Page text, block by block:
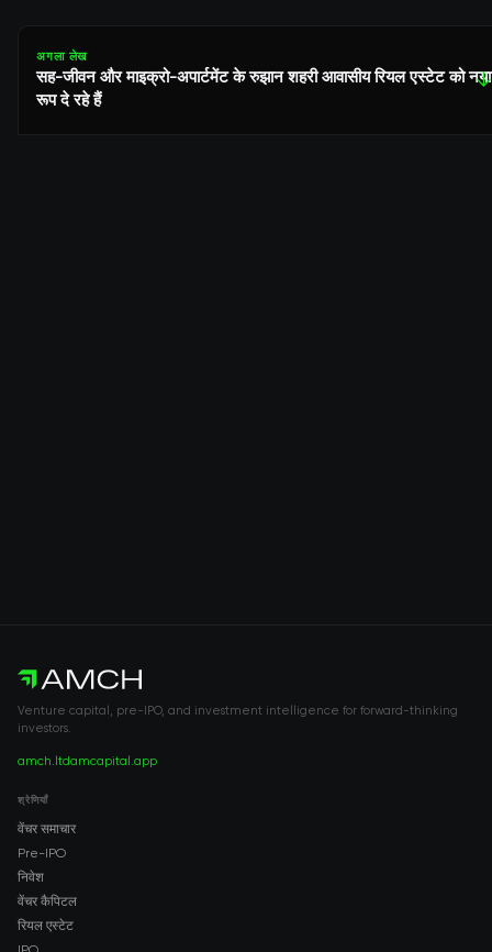
अगला लेख
सह-जीवन और माइक्रो-अपार्टमेंट के रुझान शहरी आवासीय रियल एस्टेट को नया
रूप दे रहे हैं
↓
Venture capital, pre-IPO, and investment intelligence for forward-thinking
investors.
amch.ltdamcapital.app
श्रेणियाँ
वेंचर समाचार
Pre-IPO
निवेश
वेंचर कैपिटल
रियल एस्टेट